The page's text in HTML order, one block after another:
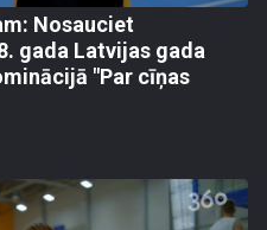
Nosauciet
gada Latvijas gada
"Par cīņas